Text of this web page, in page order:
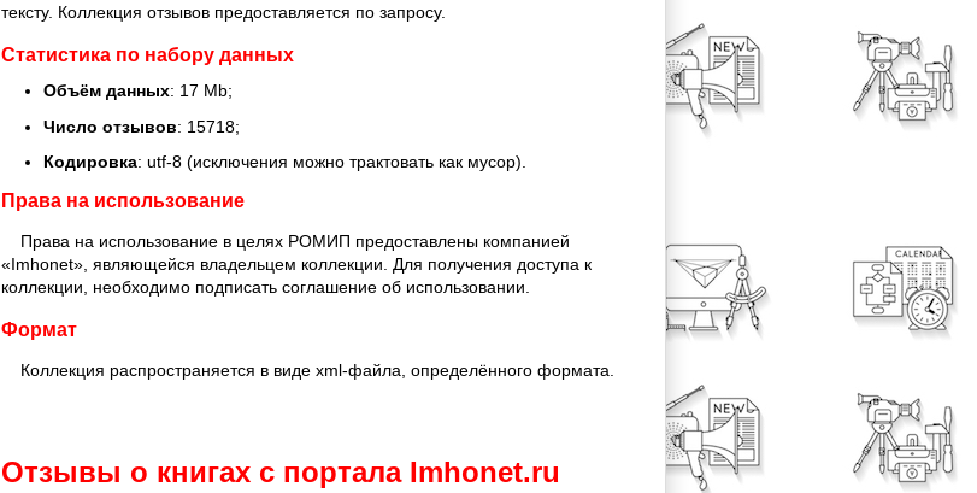
тексту. Коллекция отзывов предоставляется по запросу.
Статистика по набору данных
Объём данных: 17 Mb;
Число отзывов: 15718;
Кодировка: utf-8 (исключения можно трактовать как мусор).
Права на использование
Права на использование в целях РОМИП предоставлены компанией
«Imhonet», являющейся владельцем коллекции. Для получения доступа к
коллекции, необходимо подписать соглашение об использовании.
Формат
Коллекция распространяется в виде xml-файла, определённого формата.
Отзывы о книгах с портала Imhonet.ru